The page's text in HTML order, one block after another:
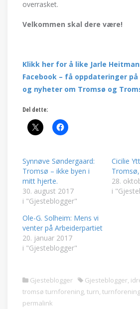
overrasket.
Velkommen skal dere være!
Klikk her for å like Jarle
Facebook – få oppdateringer
og nyheter om Tromsø og
Del dette:
Synnøve Søndergaard:
Tromsø – ikke byen i
mitt hjerte.
30. august 2017
i "Gjesteblogger"
Cicilie
28.
i
Ole-G. Solheim: Mens vi
venter på Arbeiderpartiet
20. januar 2017
i "Gjesteblogger"
Gjesteblogger Gjesteblogger,
tromsø turnforening, turn, turnforening
permalink